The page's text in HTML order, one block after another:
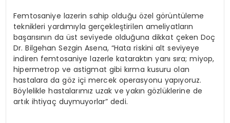
Femtosaniye lazerin sahip olduğu özel görüntüleme
teknikleri yardımıyla gerçekleştirilen ameliyatların
başarısının da üst seviyede olduğuna dikkat çeken Doç
Dr. Bilgehan Sezgin Asena, “Hata riskini alt seviyeye
indiren femtosaniye lazerle kataraktın yanı sıra; miyop,
hipermetrop ve astigmat gibi kırma kusuru olan
hastalara da göz içi mercek operasyonu yapıyoruz.
Böylelikle hastalarımız uzak ve yakın gözlüklerine de
artık ihtiyaç duymuyorlar” dedi.